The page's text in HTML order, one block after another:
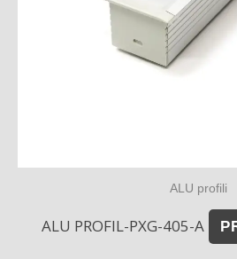
ALU profili
ALU PROFIL-PXG-405-A